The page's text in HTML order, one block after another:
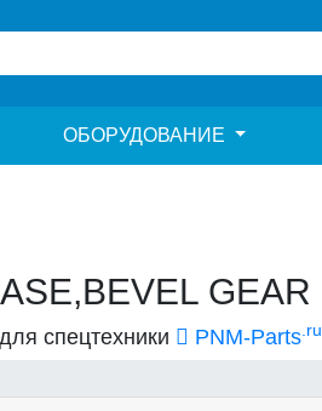
ОБОРУДОВАНИЕ
GEAR
спецтехники PNM-Parts.ru